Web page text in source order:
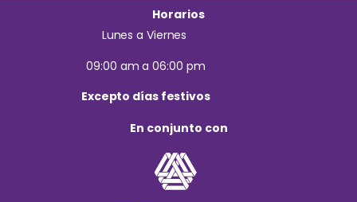
Horarios
Lunes a Viernes
09:00 am a 06:00 pm
Excepto días festivos
En conjunto con